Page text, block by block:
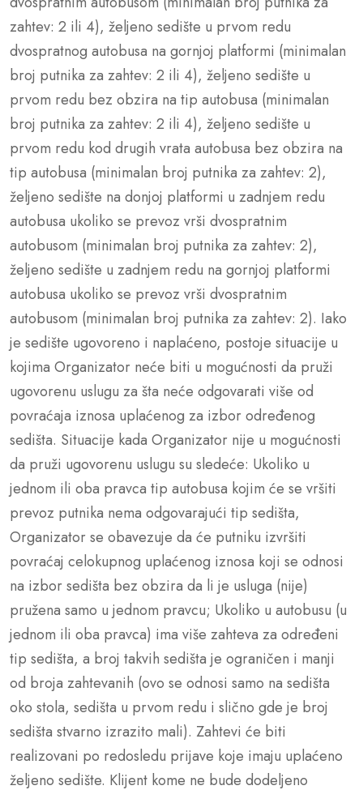
zahtev: 2 ili 4), željeno sedište u prvom redu
dvospratnog autobusa na gornjoj platformi (minimalan
broj putnika za zahtev: 2 ili 4), željeno sedište u
prvom redu bez obzira na tip autobusa (minimalan
broj putnika za zahtev: 2 ili 4), željeno sedište u
prvom redu kod drugih vrata autobusa bez obzira na
tip autobusa (minimalan broj putnika za zahtev: 2),
željeno sedište na donjoj platformi u zadnjem redu
autobusa ukoliko se prevoz vrši dvospratnim
autobusom (minimalan broj putnika za zahtev: 2),
željeno sedište u zadnjem redu na gornjoj platformi
autobusa ukoliko se prevoz vrši dvospratnim
autobusom (minimalan broj putnika za zahtev: 2). Iako
je sedište ugovoreno i naplaćeno, postoje situacije u
kojima Organizator neće biti u mogućnosti da pruži
ugovorenu uslugu za šta neće odgovarati više od
povraćaja iznosa uplaćenog za izbor određenog
sedišta. Situacije kada Organizator nije u mogućnosti
da pruži ugovorenu uslugu su sledeće: Ukoliko u
jednom ili oba pravca tip autobusa kojim će se vršiti
prevoz putnika nema odgovarajući tip sedišta,
Organizator se obavezuje da će putniku izvršiti
povraćaj celokupnog uplaćenog iznosa koji se odnosi
na izbor sedišta bez obzira da li je usluga (nije)
pružena samo u jednom pravcu; Ukoliko u autobusu (u
jednom ili oba pravca) ima više zahteva za određeni
tip sedišta, a broj takvih sedišta je ograničen i manji
od broja zahtevanih (ovo se odnosi samo na sedišta
oko stola, sedišta u prvom redu i slično gde je broj
sedišta stvarno izrazito mali). Zahtevi će biti
realizovani po redosledu prijave koje imaju uplaćeno
željeno sedište. Klijent kome ne bude dodeljeno